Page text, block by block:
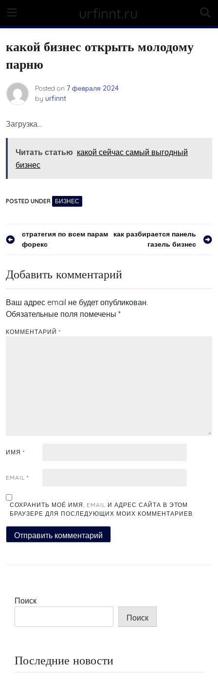
content
urfinnt.ru
какой бизнес открыть молодому
парню
Posted on 7 февраля 2024
by urfinnt
Загрузка…
Читать статью какой сейчас самый выгодный
бизнес
POSTED UNDER БИЗНЕС
Навигация
стратегия по всем парам
форекс
как разбирается панель
газель бизнес
Добавить комментарий
Ваш адрес email не будет опубликован.
Обязательные поля помечены *
КОММЕНТАРИЙ *
ИМЯ *
EMAIL *
СОХРАНИТЬ МОЁ ИМЯ, EMAIL И АДРЕС САЙТА В ЭТОМ
БРАУЗЕРЕ ДЛЯ ПОСЛЕДУЮЩИХ МОИХ КОММЕНТАРИЕВ.
Поиск
Поиск
Последние новости